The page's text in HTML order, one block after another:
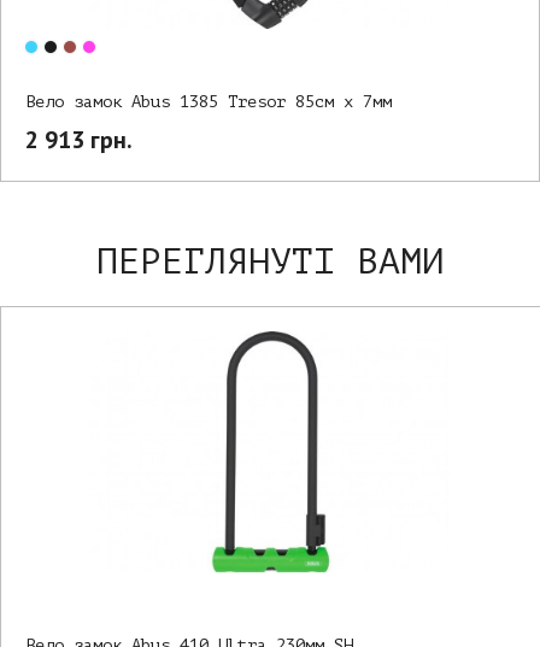
Вело замок Abus 1385 Tresor 85см х 7мм
2 913 грн.
ПЕРЕГЛЯНУТІ ВАМИ